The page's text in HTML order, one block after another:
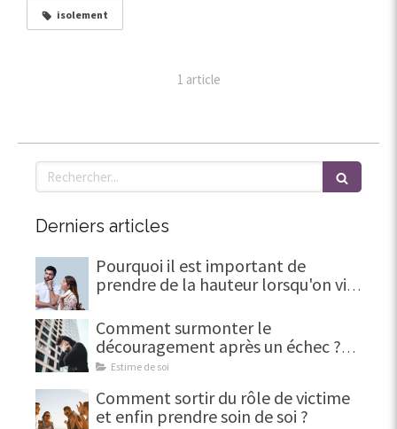
isolement
1 article
Rechercher
Derniers articles
Pourquoi il est important de
prendre de la hauteur lorsqu'on vit
Comment surmonter le
découragement après un échec ?
(Et en faire une force)
Estime de soi
Comment sortir du rôle de victime
et enfin prendre soin de soi ?